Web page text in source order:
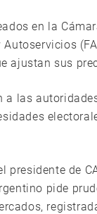
en la
Autoservicios
ajustan sus
a las
presidente de
pide